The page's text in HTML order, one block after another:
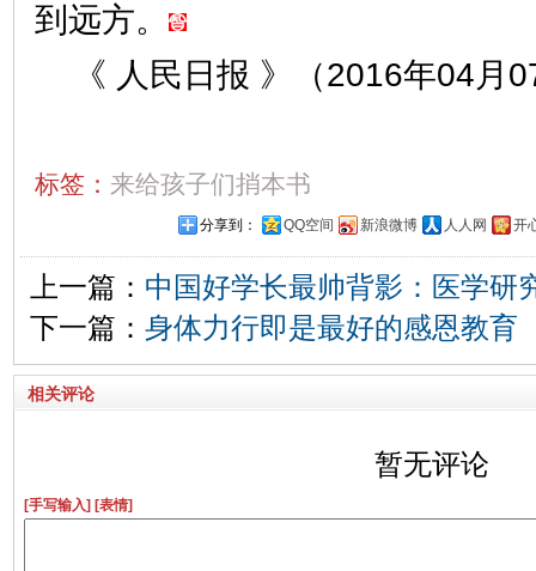
到远方。
《 人民日报 》（2016年04月
标签： 来给孩子们捎本书
分享到： QQ空间 新浪微博 人人网 开
上一篇： 中国好学长最帅背影：医学研
下一篇： 身体力行即是最好的感恩教育
相关评论
暂无评论
[手写输入] [表情]